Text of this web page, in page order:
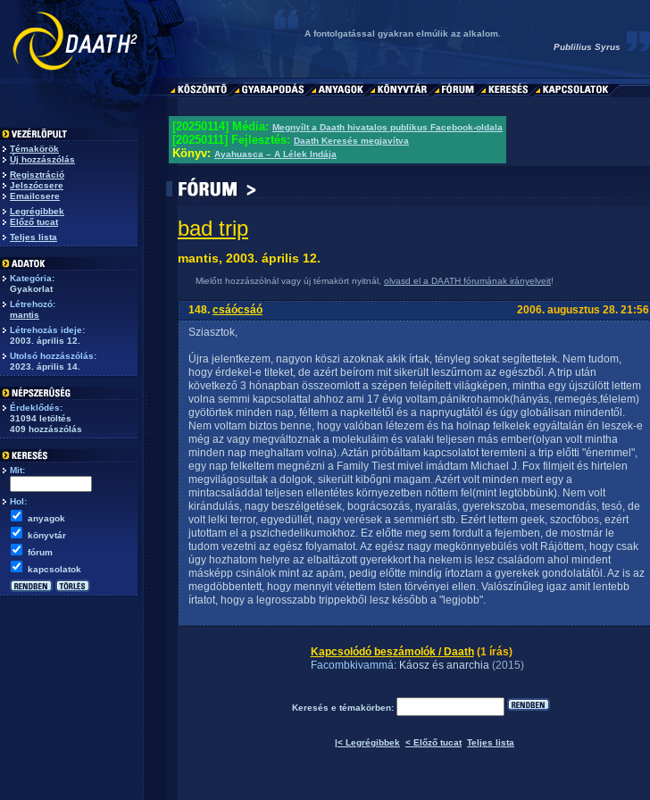
A fontolgatással gyakran elmúlik az alkalom.
Publilius Syrus
Témakörök
Új hozzászólás
Regisztráció
Jelszócsere
Emailcsere
Legrégibbek
Előző tucat
Teljes lista
Kategória:
Gyakorlat
Létrehozó:
mantis
Létrehozás ideje:
2003. április 12.
Utolsó hozzászólás:
2023. április 14.
Érdeklődés:
31094 letöltés
409 hozzászólás
Mit:
Hol:
anyagok
könyvtár
fórum
kapcsolatok
[20250114] Média: Megnyílt a Daath hivatalos publikus Facebook-oldala
[20250111] Fejlesztés: Daath Keresés megjavítva
Könyv: Ayahuasca – A Lélek Indája
bad trip
mantis, 2003. április 12.
Mielőtt hozzászólnál vagy új témakört nyitnál, olvasd el a DAATH fórumának irányelveit!
148. csáócsáó
2006. augusztus 28. 21:56
Sziasztok,
Újra jelentkezem, nagyon köszi azoknak akik írtak, tényleg sokat segítettetek. Nem tudom,
hogy érdekel-e titeket, de azért beírom mit sikerült leszűrnom az egészből. A trip után
következő 3 hónapban összeomlott a szépen felépített világképen, mintha egy újszülött lettem
volna semmi kapcsolattal ahhoz ami 17 évig voltam,pánikrohamok(hányás, remegés,félelem)
gyötörtek minden nap, féltem a napkeltétől és a napnyugtától és úgy globálisan mindentől.
Nem voltam biztos benne, hogy valóban létezem és ha holnap felkelek egyáltalán én leszek-e
még az vagy megváltoznak a molekuláim és valaki teljesen más ember(olyan volt mintha
minden nap meghaltam volna). Aztán próbáltam kapcsolatot teremteni a trip előtti "énemmel",
egy nap felkeltem megnézni a Family Tiest mivel imádtam Michael J. Fox filmjeit és hirtelen
megvilágosultak a dolgok, sikerült kibőgni magam. Azért volt minden mert egy a
mintacsaláddal teljesen ellentétes környezetben nőttem fel(mint legtöbbünk). Nem volt
kirándulás, nagy beszélgetések, bográcsozás, nyaralás, gyerekszoba, mesemondás, tesó, de
volt lelki terror, egyedüllét, nagy verések a semmiért stb. Ezért lettem geek, szocfóbos, ezért
jutottam el a pszichedelikumokhoz. Ez előtte meg sem fordult a fejemben, de mostmár le
tudom vezetni az egész folyamatot. Az egész nagy megkönnyebülés volt Rájöttem, hogy csak
úgy hozhatom helyre az elbaltázott gyerekkort ha nekem is lesz családom ahol mindent
másképp csinálok mint az apám, pedig előtte mindíg írtoztam a gyerekek gondolatától. Az is az
megdöbbentett, hogy mennyit vétettem Isten törvényei ellen. Valószínűleg igaz amit lentebb
írtatot, hogy a legrosszabb trippekből lesz később a "legjobb".
Kapcsolódó beszámolók / Daath(1 írás)
Facombkivammá: Káosz és anarchia (2015)
Keresés e témakörben:
|< Legrégibbek < Előző tucat Teljes lista